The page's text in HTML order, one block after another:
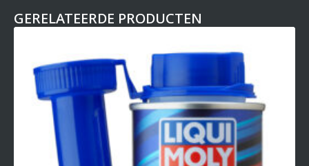
GERELATEERDE PRODUCTEN